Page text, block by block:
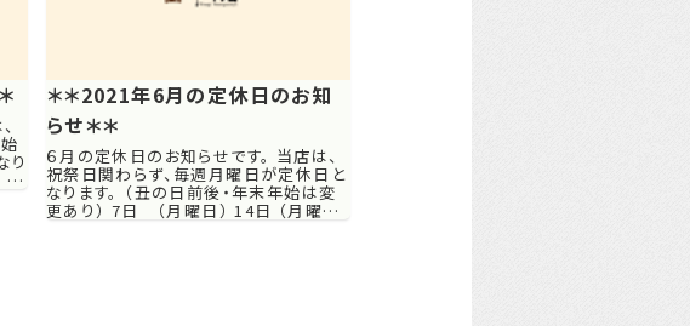
り
＊＊2021年6月の定休日のお知
らせ＊＊
６月の定休日のお知らせです。 当店は、
祝祭日関わらず、毎週月曜日が定休日と
なります。 （丑の日前後・年末年始は変
更あり） 7日 （月曜日） 14日 （月曜日）